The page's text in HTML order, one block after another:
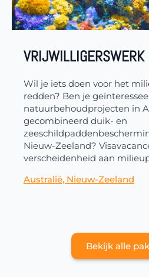
VRIJWILLIGERSWERK
Wil je iets doen voor het
redden? Ben je
natuurbehoudprojecten in
gecombineerd duik- en
Nieuw-Zeeland?
verscheidenheid aan
Australië, Nieuw-Zeeland
Bekijk alle